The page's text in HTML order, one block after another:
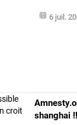
6 juil.
shanghai